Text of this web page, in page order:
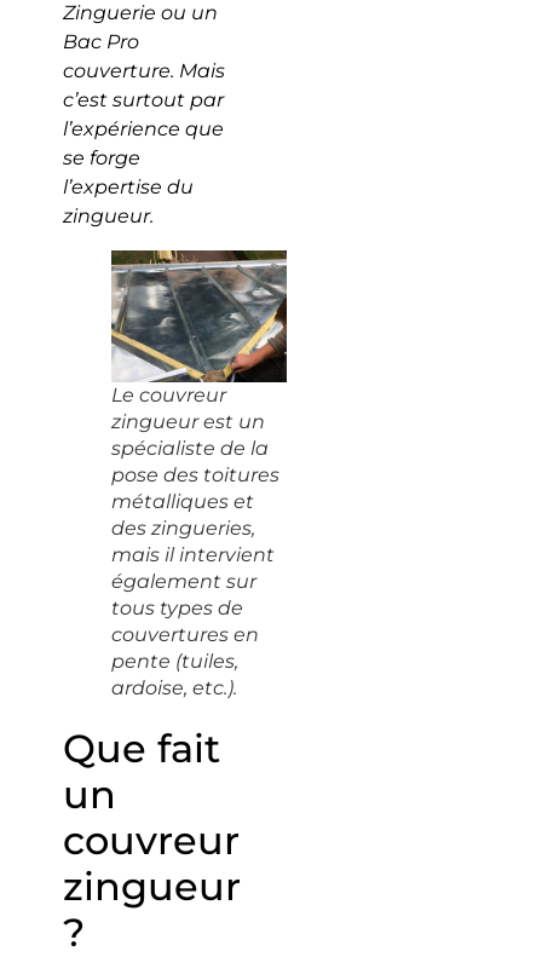
Zinguerie ou un
Bac Pro
couverture. Mais
c’est surtout par
l’expérience que
se forge
l’expertise du
zingueur.
Le couvreur
zingueur est un
spécialiste de la
pose des toitures
métalliques et
des zingueries,
mais il intervient
également sur
tous types de
couvertures en
pente (tuiles,
ardoise, etc.).
Que fait
un
couvreur
zingueur
?